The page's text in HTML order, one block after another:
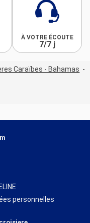
À VOTRE ÉCOUTE
7/7 j
Caraïbes - Bahamas
personnelles